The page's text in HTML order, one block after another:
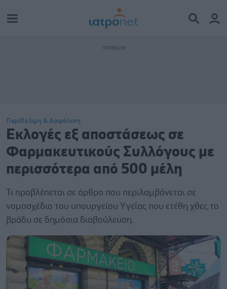
Περίθαλψη & Ασφάλιση
Εκλογές εξ αποστάσεως σε
Φαρμακευτικούς Συλλόγους με
περισσότερα από 500 μέλη
Τι προβλέπεται σε άρθρο που περιλαμβάνεται σε
νομοσχέδιο του υπουργείου Υγείας που ετέθη χθες το
βράδυ σε δημόσια διαβούλευση.